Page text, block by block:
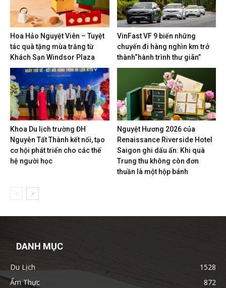
Hoa Hảo Nguyệt Viên – Tuyệt
tác quà tặng mùa trăng từ
Khách Sạn Windsor Plaza
VinFast VF 9 biến những
chuyến đi hàng nghìn km trở
thành“hành trình thư giãn”
Khoa Du lịch trường ĐH
Nguyễn Tất Thành kết nối, tạo
cơ hội phát triển cho các thế
hệ người học
Nguyệt Hương 2026 của
Renaissance Riverside Hotel
Saigon ghi dấu ấn: Khi quà
Trung thu không còn đơn
thuần là một hộp bánh
DANH MỤC
Du Lịch
1528
Ẩm Thực
872